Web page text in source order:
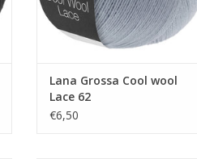
Lana Grossa Cool wool
Lace 62
€6,50